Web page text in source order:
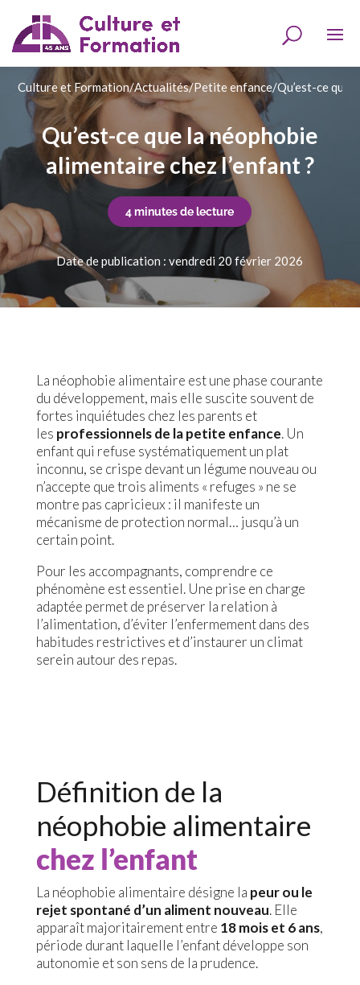
Culture et Formation/Actualités/Petite enfance/Qu’est-ce que
Qu’est-ce que la néophobie
alimentaire chez l’enfant ?
4 minutes de lecture
Date de publication : vendredi 20 février 2026
La néophobie alimentaire est une phase courante
du développement, mais elle suscite souvent de
fortes inquiétudes chez les parents et
les professionnels de la petite enfance. Un
enfant qui refuse systématiquement un plat
inconnu, se crispe devant un légume nouveau ou
n’accepte que trois aliments « refuges » ne se
montre pas capricieux : il manifeste un
mécanisme de protection normal… jusqu’à un
certain point.
Pour les accompagnants, comprendre ce
phénomène est essentiel. Une prise en charge
adaptée permet de préserver la relation à
l’alimentation, d’éviter l’enfermement dans des
habitudes restrictives et d’instaurer un climat
serein autour des repas.
Définition de la
néophobie alimentaire
chez l’enfant
La néophobie alimentaire désigne la peur ou le
rejet spontané d’un aliment nouveau. Elle
apparaît majoritairement entre 18 mois et 6 ans,
période durant laquelle l’enfant développe son
autonomie et son sens de la prudence.